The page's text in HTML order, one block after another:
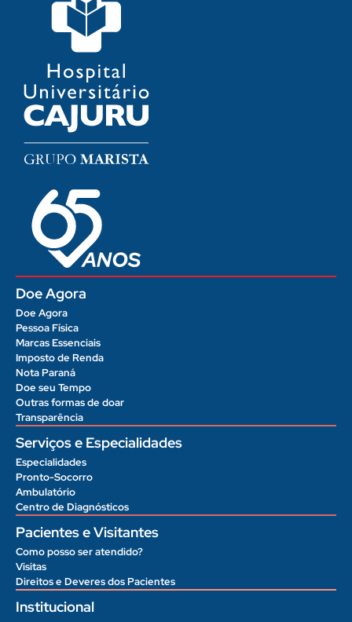
Doe Agora
Doe Agora
Pessoa Física
Marcas Essenciais
Imposto de Renda
Nota Paraná
Doe seu Tempo
Outras formas de doar
Transparência
Serviços e Especialidades
Especialidades
Pronto-Socorro
Ambulatório
Centro de Diagnósticos
Pacientes e Visitantes
Como posso ser atendido?
Visitas
Direitos e Deveres dos Pacientes
Institucional